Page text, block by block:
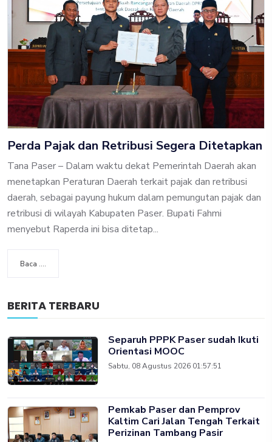
Perda Pajak dan Retribusi Segera Ditetapkan
Tana Paser – Dalam waktu dekat Pemerintah Daerah akan
menetapkan Peraturan Daerah terkait pajak dan retribusi
daerah, sebagai payung hukum dalam pemungutan pajak dan
retribusi di wilayah Kabupaten Paser. Bupati Fahmi
menyebut Raperda ini bisa ditetap...
Baca ....
BERITA TERBARU
Separuh PPPK Paser sudah Ikuti
Orientasi MOOC
Sabtu, 08 Agustus 2026 01:57:51
Pemkab Paser dan Pemprov
Kaltim Cari Jalan Tengah Terkait
Perizinan Tambang Pasir